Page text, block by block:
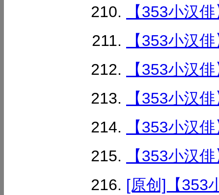
【353小汉
【353小汉
【353小汉
【353小汉
【353小汉
【353小汉
[原创]【353